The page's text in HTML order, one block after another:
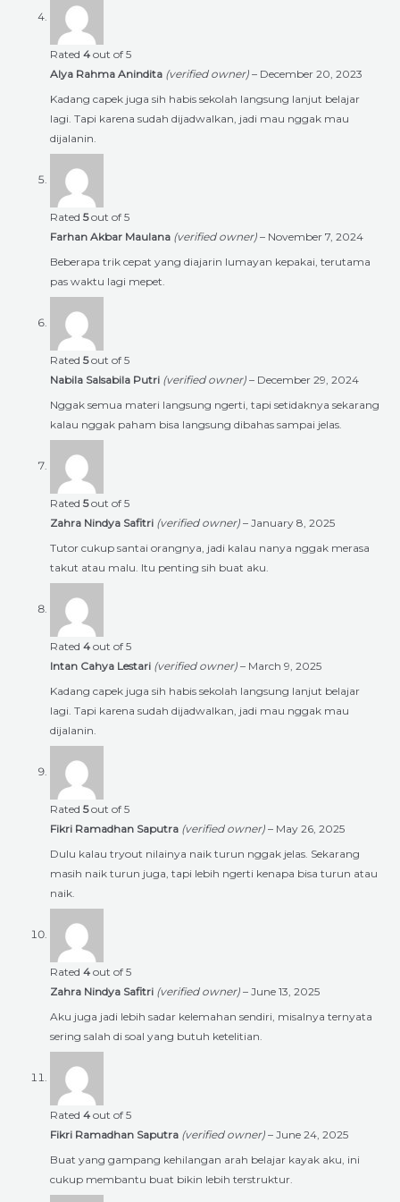
Rated 4 out of 5
Alya Rahma Anindita (verified owner) – December 20, 2023
Kadang capek juga sih habis sekolah langsung lanjut belajar
lagi. Tapi karena sudah dijadwalkan, jadi mau nggak mau
dijalanin.
Rated 5out of 5
Farhan Akbar Maulana (verified owner) – November 7, 2024
Beberapa trik cepat yang diajarin lumayan kepakai, terutama
pas waktu lagi mepet.
Rated 5out of 5
Nabila Salsabila Putri (verified owner) – December 29, 2024
Nggak semua materi langsung ngerti, tapi setidaknya sekarang
kalau nggak paham bisa langsung dibahas sampai jelas.
Rated 5out of 5
Zahra Nindya Safitri (verified owner) – January 8, 2025
Tutor cukup santai orangnya, jadi kalau nanya nggak merasa
takut atau malu. Itu penting sih buat aku.
Rated 4 out of 5
Intan Cahya Lestari (verified owner) – March 9, 2025
Kadang capek juga sih habis sekolah langsung lanjut belajar
lagi. Tapi karena sudah dijadwalkan, jadi mau nggak mau
dijalanin.
Rated 5out of 5
Fikri Ramadhan Saputra (verified owner) – May 26, 2025
Dulu kalau tryout nilainya naik turun nggak jelas. Sekarang
masih naik turun juga, tapi lebih ngerti kenapa bisa turun atau
naik.
Rated 4 out of 5
Zahra Nindya Safitri (verified owner) – June 13, 2025
Aku juga jadi lebih sadar kelemahan sendiri, misalnya ternyata
sering salah di soal yang butuh ketelitian.
Rated 4 out of 5
Fikri Ramadhan Saputra (verified owner) – June 24, 2025
Buat yang gampang kehilangan arah belajar kayak aku, ini
cukup membantu buat bikin lebih terstruktur.